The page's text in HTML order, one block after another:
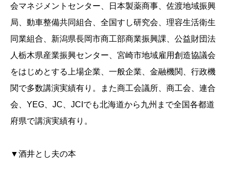
会マネジメントセンター、日本製薬商事、佐渡地域振興
局、動車整備共同組合、全国すし研究会、理容生活衛生
同業組合、新潟県長岡市商工部商業振興課、公益財団法
人栃木県産業振興センター、宮崎市地域雇用創造協議会
をはじめとする上場企業、一般企業、金融機関、行政機
関で多数講演実績有り。また商工会議所、商工会、連合
会、YEG、JC、JCIでも北海道から九州まで全国各都道
府県で講演実績有り。
▼酒井とし夫の本